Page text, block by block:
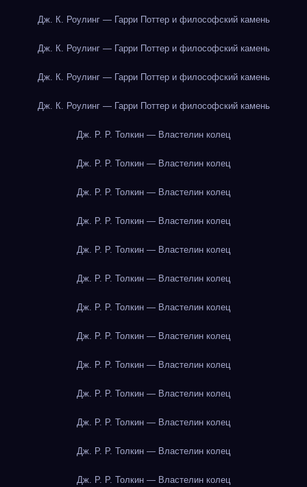
Дж. К. Роулинг — Гарри Поттер и философский камень
Дж. К. Роулинг — Гарри Поттер и философский камень
Дж. К. Роулинг — Гарри Поттер и философский камень
Дж. К. Роулинг — Гарри Поттер и философский камень
Дж. Р. Р. Толкин — Властелин колец
Дж. Р. Р. Толкин — Властелин колец
Дж. Р. Р. Толкин — Властелин колец
Дж. Р. Р. Толкин — Властелин колец
Дж. Р. Р. Толкин — Властелин колец
Дж. Р. Р. Толкин — Властелин колец
Дж. Р. Р. Толкин — Властелин колец
Дж. Р. Р. Толкин — Властелин колец
Дж. Р. Р. Толкин — Властелин колец
Дж. Р. Р. Толкин — Властелин колец
Дж. Р. Р. Толкин — Властелин колец
Дж. Р. Р. Толкин — Властелин колец
Дж. Р. Р. Толкин — Властелин колец